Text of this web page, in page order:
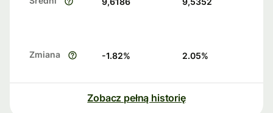
Zmiana -1.82% 2.05%
Zobacz pełną historię